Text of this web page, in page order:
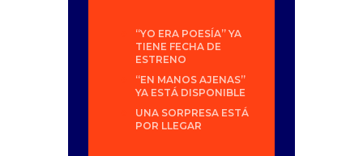
“YO ERA POESÍA” YA
TIENE FECHA DE
ESTRENO
“EN MANOS AJENAS”
YA ESTÁ DISPONIBLE
UNA SORPRESA ESTÁ
POR LLEGAR